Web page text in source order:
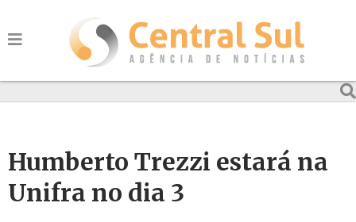
Humberto Trezzi estará na
Unifra no dia 3